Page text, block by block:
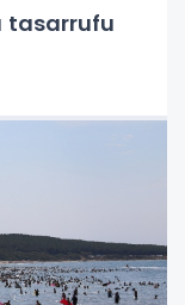
tasarrufu